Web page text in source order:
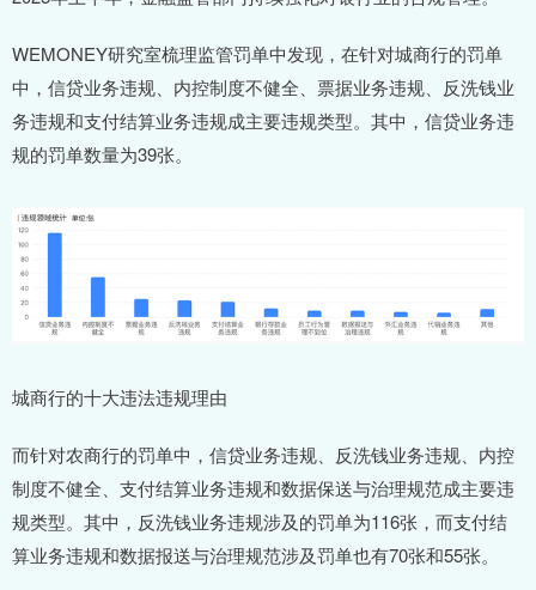
WEMONEY研究室梳理监管罚单中发现，在针对城商行的罚单
中，信贷业务违规、内控制度不健全、票据业务违规、反洗钱业
务违规和支付结算业务违规成主要违规类型。其中，信贷业务违
规的罚单数量为39张。
城商行的十大违法违规理由
而针对农商行的罚单中，信贷业务违规、反洗钱业务违规、内控
制度不健全、支付结算业务违规和数据保送与治理规范成主要违
规类型。其中，反洗钱业务违规涉及的罚单为116张，而支付结
算业务违规和数据报送与治理规范涉及罚单也有70张和55张。